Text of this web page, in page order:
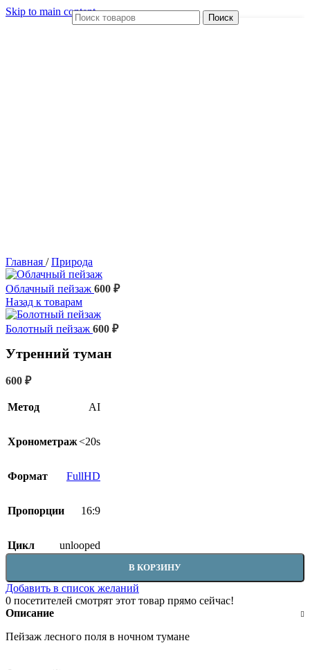
Skip to main content
Поиск
Главная / Природа
Облачный пейзаж 600 ₽
Назад к товарам
Болотный пейзаж 600 ₽
Утренний туман
600 ₽
Метод AI
Хронометраж<20s
Формат FullHD
Пропорции 16:9
Цикл unlooped
В КОРЗИНУ
Добавить в список желаний
0 посетителей смотрят этот товар прямо сейчас!
Описание
Пейзаж лесного поля в ночном тумане